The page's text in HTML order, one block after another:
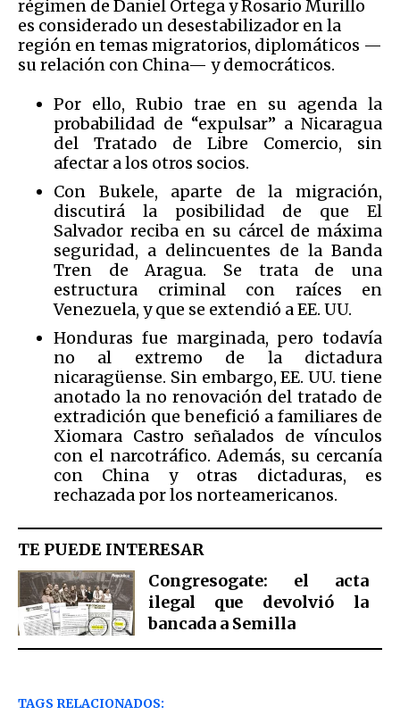
régimen de Daniel Ortega y Rosario Murillo
es considerado un desestabilizador en la
región en temas migratorios, diplomáticos —
su relación con China— y democráticos.
Por ello, Rubio trae en su agenda la
probabilidad de “expulsar” a Nicaragua
del Tratado de Libre Comercio, sin
afectar a los otros socios.
Con Bukele, aparte de la migración,
discutirá la posibilidad de que El
Salvador reciba en su cárcel de máxima
seguridad, a delincuentes de la Banda
Tren de Aragua. Se trata de una
estructura criminal con raíces en
Venezuela, y que se extendió a EE. UU.
Honduras fue marginada, pero todavía
no al extremo de la dictadura
nicaragüense. Sin embargo, EE. UU. tiene
anotado la no renovación del tratado de
extradición que benefició a familiares de
Xiomara Castro señalados de vínculos
con el narcotráfico. Además, su cercanía
con China y otras dictaduras, es
rechazada por los norteamericanos.
TE PUEDE INTERESAR
Congresogate: el acta
ilegal que devolvió la
bancada a Semilla
TAGS RELACIONADOS: